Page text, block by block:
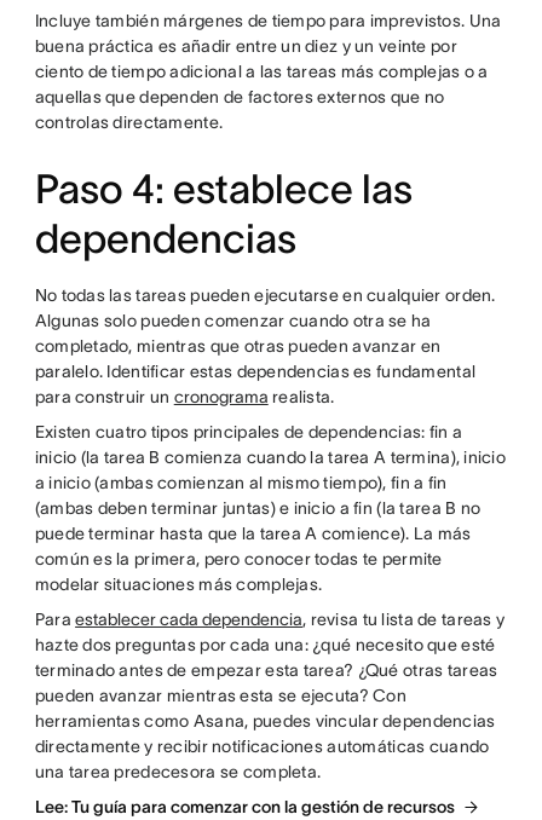
Incluye también márgenes de tiempo para imprevistos. Una
buena práctica es añadir entre un diez y un veinte por
ciento de tiempo adicional a las tareas más complejas o a
aquellas que dependen de factores externos que no
controlas directamente.
Paso 4: establece las
dependencias
No todas las tareas pueden ejecutarse en cualquier orden.
Algunas solo pueden comenzar cuando otra se ha
completado, mientras que otras pueden avanzar en
paralelo. Identificar estas dependencias es fundamental
para construir un cronograma realista.
Existen cuatro tipos principales de dependencias: fin a
inicio (la tarea B comienza cuando la tarea A termina), inicio
a inicio (ambas comienzan al mismo tiempo), fin a fin
(ambas deben terminar juntas) e inicio a fin (la tarea B no
puede terminar hasta que la tarea A comience). La más
común es la primera, pero conocer todas te permite
modelar situaciones más complejas.
Paraestablecer cada dependencia, revisa tu lista de tareas y
hazte dos preguntas por cada una: ¿qué necesito que esté
terminado antes de empezar esta tarea? ¿Qué otras tareas
pueden avanzar mientras esta se ejecuta? Con
herramientas como Asana, puedes vincular dependencias
directamente y recibir notificaciones automáticas cuando
una tarea predecesora se completa.
Lee: Tu guía para comenzar con la gestión de recursos